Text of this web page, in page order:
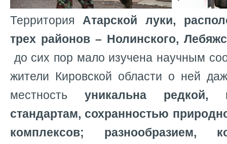
Территория Атарской луки,
трех районов – Нолинского,
до сих пор мало изучена научным
жители Кировской области о ней
местность уникальна редкой,
стандартам, сохранностью
комплексов; разнообразием,